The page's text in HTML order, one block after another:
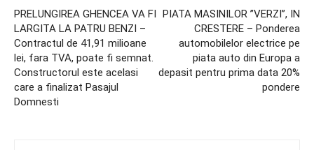
PRELUNGIREA GHENCEA VA FI
LARGITA LA PATRU BENZI –
Contractul de 41,91 milioane
lei, fara TVA, poate fi semnat.
Constructorul este acelasi
care a finalizat Pasajul
Domnesti
PIATA MASINILOR ”VERZI”, IN
CRESTERE – Ponderea
automobilelor electrice pe
piata auto din Europa a
depasit pentru prima data 20%
pondere